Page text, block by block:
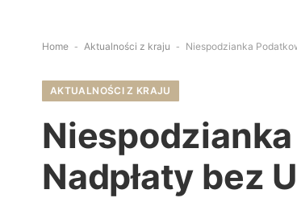
Home - Aktualności z kraju - Niespodzianka
AKTUALNOŚCI Z KRAJU
Nadpłaty bez